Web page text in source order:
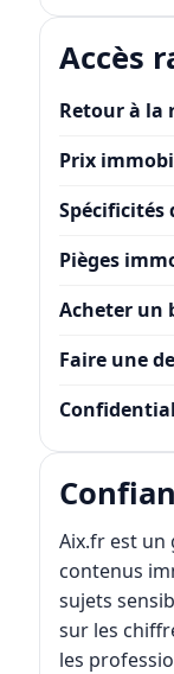
Accès
Retour à la
Prix
Spécificités
Pièges
Acheter un
Faire une
Aix.fr est un
contenus
sujets
sur les
les